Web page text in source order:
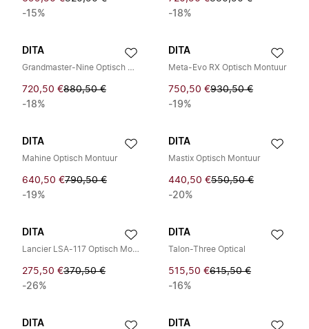
-15%
-18%
DITA
Grandmaster-Nine Optisch Montuur
720,50 €880,50 €
-18%
DITA
Meta-Evo RX Optisch Montuur
750,50 €930,50 €
-19%
DITA
Mahine Optisch Montuur
640,50 €790,50 €
-19%
DITA
Mastix Optisch Montuur
440,50 €550,50 €
-20%
DITA
Lancier LSA-117 Optisch Montuur
275,50 €370,50 €
-26%
DITA
Talon-Three Optical
515,50 €615,50 €
-16%
DITA DITA